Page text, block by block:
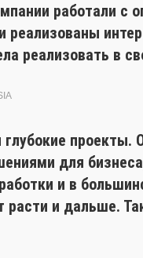
работали
реализовать в
для
и в
расти и дальше.